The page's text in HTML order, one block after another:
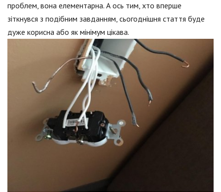
проблем, вона елементарна. А ось тим, хто вперше
зіткнувся з подібним завданням, сьогоднішня стаття буде
дуже корисна або як мінімум цікава.